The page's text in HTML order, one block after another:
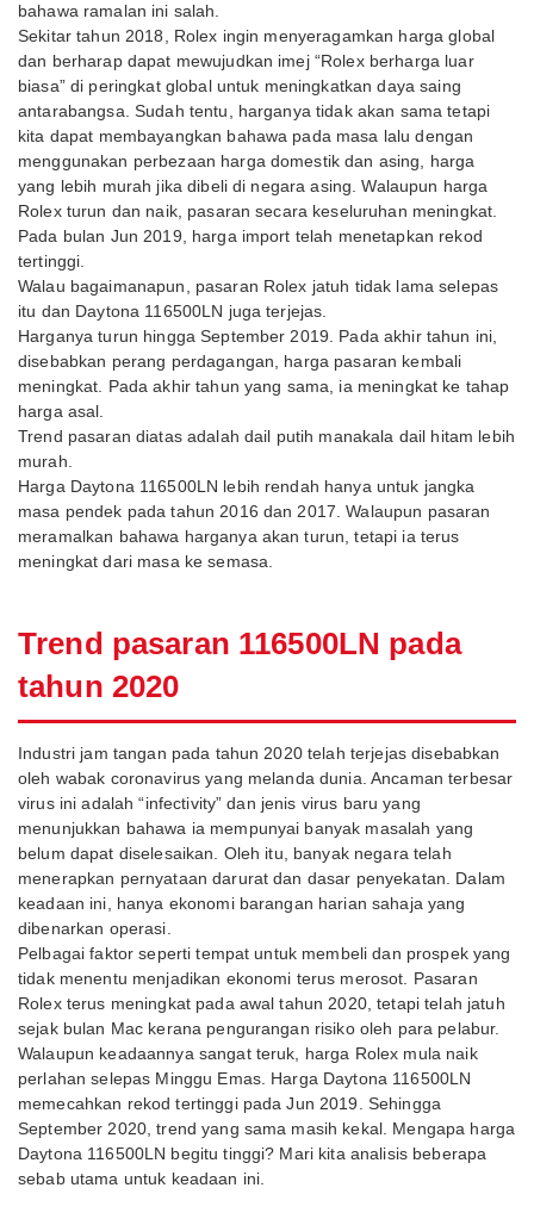
bahawa ramalan ini salah.
Sekitar tahun 2018, Rolex ingin menyeragamkan harga global
dan berharap dapat mewujudkan imej “Rolex berharga luar
biasa” di peringkat global untuk meningkatkan daya saing
antarabangsa. Sudah tentu, harganya tidak akan sama tetapi
kita dapat membayangkan bahawa pada masa lalu dengan
menggunakan perbezaan harga domestik dan asing, harga
yang lebih murah jika dibeli di negara asing. Walaupun harga
Rolex turun dan naik, pasaran secara keseluruhan meningkat.
Pada bulan Jun 2019, harga import telah menetapkan rekod
tertinggi.
Walau bagaimanapun, pasaran Rolex jatuh tidak lama selepas
itu dan Daytona 116500LN juga terjejas.
Harganya turun hingga September 2019. Pada akhir tahun ini,
disebabkan perang perdagangan, harga pasaran kembali
meningkat. Pada akhir tahun yang sama, ia meningkat ke tahap
harga asal.
Trend pasaran diatas adalah dail putih manakala dail hitam lebih
murah.
Harga Daytona 116500LN lebih rendah hanya untuk jangka
masa pendek pada tahun 2016 dan 2017. Walaupun pasaran
meramalkan bahawa harganya akan turun, tetapi ia terus
meningkat dari masa ke semasa.
Trend pasaran 116500LN pada
tahun 2020
Industri jam tangan pada tahun 2020 telah terjejas disebabkan
oleh wabak coronavirus yang melanda dunia. Ancaman terbesar
virus ini adalah “infectivity” dan jenis virus baru yang
menunjukkan bahawa ia mempunyai banyak masalah yang
belum dapat diselesaikan. Oleh itu, banyak negara telah
menerapkan pernyataan darurat dan dasar penyekatan. Dalam
keadaan ini, hanya ekonomi barangan harian sahaja yang
dibenarkan operasi.
Pelbagai faktor seperti tempat untuk membeli dan prospek yang
tidak menentu menjadikan ekonomi terus merosot. Pasaran
Rolex terus meningkat pada awal tahun 2020, tetapi telah jatuh
sejak bulan Mac kerana pengurangan risiko oleh para pelabur.
Walaupun keadaannya sangat teruk, harga Rolex mula naik
perlahan selepas Minggu Emas. Harga Daytona 116500LN
memecahkan rekod tertinggi pada Jun 2019. Sehingga
September 2020, trend yang sama masih kekal. Mengapa harga
Daytona 116500LN begitu tinggi? Mari kita analisis beberapa
sebab utama untuk keadaan ini.